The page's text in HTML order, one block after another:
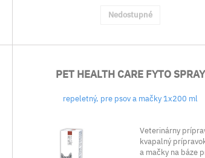
Nedostupné
PET HEALTH CARE FYTO SPRAY
repeletný, pre psov a mačky 1x200 ml
Veterinárny
kvapalný
a mačky na báze